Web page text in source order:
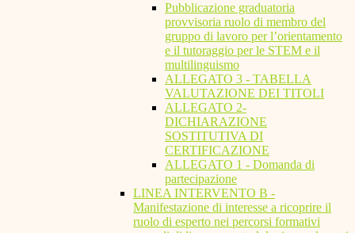
Pubblicazione graduatoria
provvisoria ruolo di membro del
gruppo di lavoro per l’orientamento
e il tutoraggio per le STEM e il
multilinguismo
ALLEGATO 3 - TABELLA
VALUTAZIONE DEI TITOLI
ALLEGATO 2-
DICHIARAZIONE
SOSTITUTIVA DI
CERTIFICAZIONE
ALLEGATO 1 - Domanda di
partecipazione
LINEA INTERVENTO B -
Manifestazione di interesse a ricoprire il
ruolo di esperto nei percorsi formativi